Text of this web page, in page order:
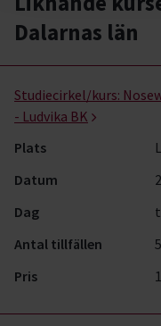
Dalarnas län
Studiecirkel/kurs:
- Ludvika BK
Plats
Datum
Dag
Antal tillfällen
5
Pris